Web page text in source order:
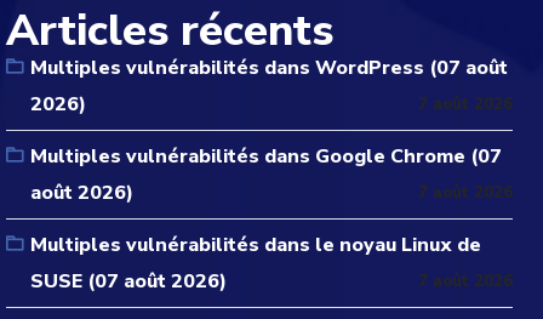
Articles récents
Multiples vulnérabilités dans WordPress (07 août
2026)
7 août 2026
Multiples vulnérabilités dans Google Chrome (07
août 2026)
7 août 2026
Multiples vulnérabilités dans le noyau Linux de
SUSE (07 août 2026)
7 août 2026